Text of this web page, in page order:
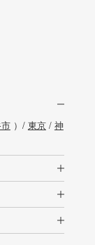
）/ 東京/ 神